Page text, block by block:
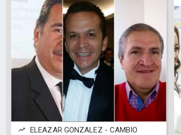
ELEAZAR GONZALEZ - CAMBIO